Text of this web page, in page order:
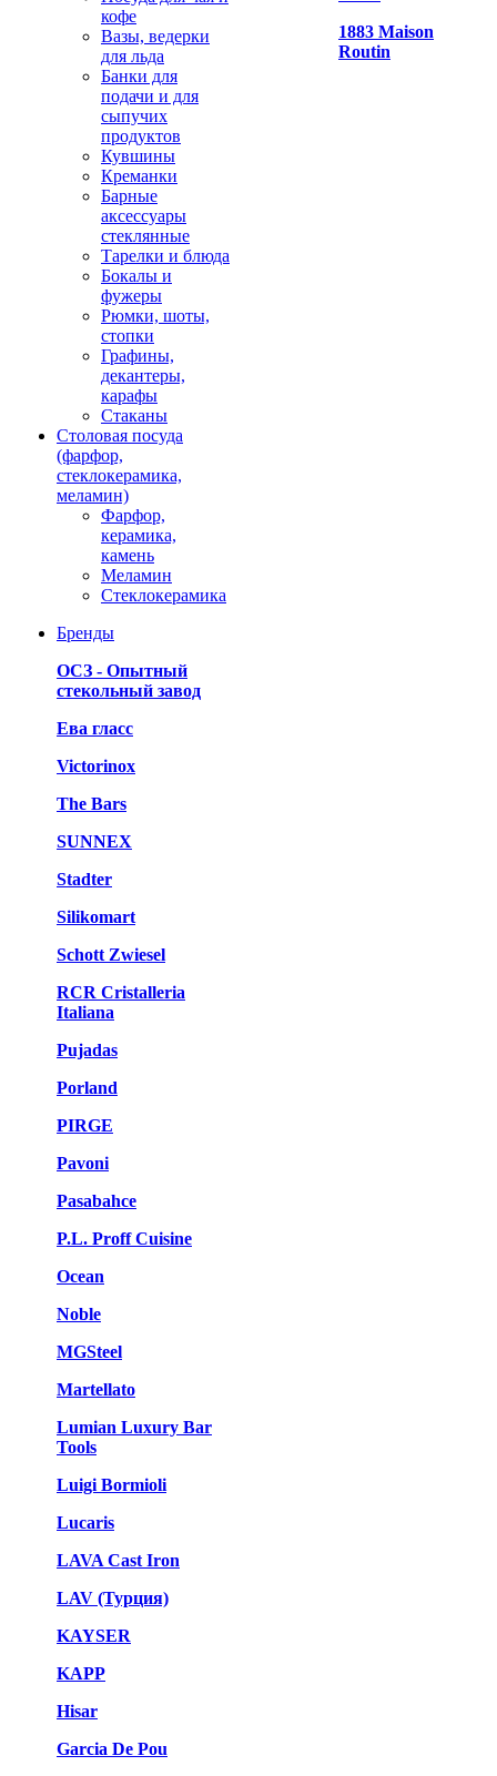
кофе
Вазы, ведерки
для льда
Банки для
подачи и для
сыпучих
продуктов
Кувшины
Креманки
Барные
аксессуары
стеклянные
Тарелки и блюда
Бокалы и
фужеры
Рюмки, шоты,
стопки
Графины,
декантеры,
карафы
Стаканы
Столовая посуда
(фарфор,
стеклокерамика,
меламин)
Фарфор,
керамика,
камень
Меламин
Стеклокерамика
Бренды
ОСЗ - Опытный
стекольный завод
Ева гласс
Victorinox
The Bars
SUNNEX
Stadter
Silikomart
Schott Zwiesel
RCR Cristalleria
Italiana
Pujadas
Porland
PIRGE
Pavoni
Pasabahce
P.L. Proff Cuisine
Ocean
Noble
MGSteel
Martellato
Lumian Luxury Bar
Tools
Luigi Bormioli
Lucaris
LAVA Cast Iron
LAV (Турция)
KAYSER
KAPP
Hisar
Garcia De Pou
1883 Maison
Routin